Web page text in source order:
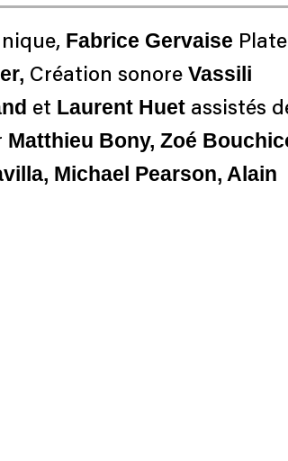
Fabrice Gervaise
Création sonore Vassili
et Laurent Huet assistés
Matthieu Bony, Zoé
Michael Pearson, Alain